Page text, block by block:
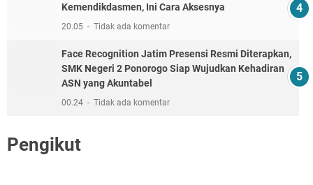
Kemendikdasmen, Ini Cara Aksesnya
20.05 Tidak ada komentar
Face Recognition Jatim Presensi Resmi Diterapkan,
SMK Negeri 2 Ponorogo Siap Wujudkan Kehadiran
ASN yang Akuntabel
00.24 Tidak ada komentar
Pengikut